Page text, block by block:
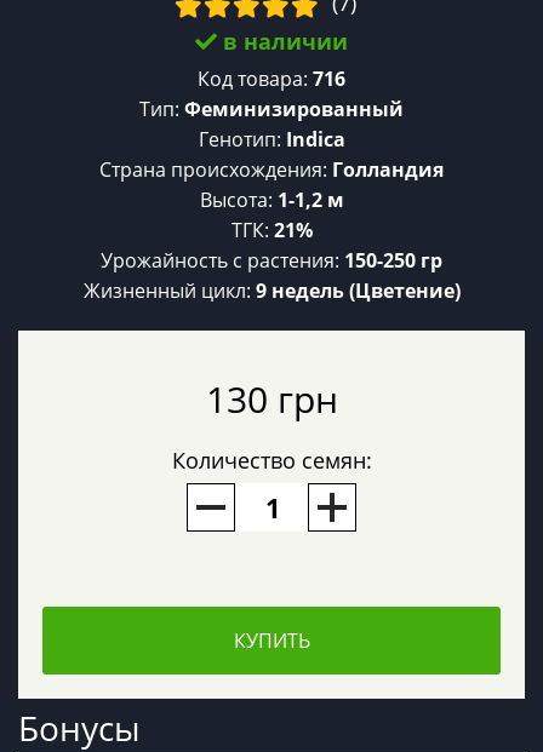
в наличии
Код товара: 716
Тип: Феминизированный
Генотип: Indica
Страна происхождения: Голландия
Высота: 1-1,2 м
ТГК: 21%
Урожайность c растения: 150-250 гр
Жизненный цикл: 9 недель (Цветение)
130 грн
Количество семян:
КУПИТЬ
Бонусы